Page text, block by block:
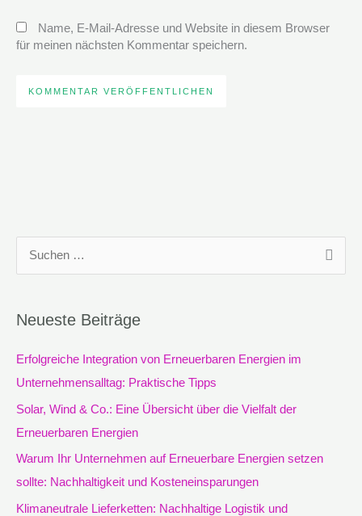
Name, E-Mail-Adresse und Website in diesem Browser
für meinen nächsten Kommentar speichern.
h
e
n
Neueste Beiträge
Erfolgreiche Integration von Erneuerbaren Energien im
Unternehmensalltag: Praktische Tipps
Solar, Wind & Co.: Eine Übersicht über die Vielfalt der
Erneuerbaren Energien
Warum Ihr Unternehmen auf Erneuerbare Energien setzen
sollte: Nachhaltigkeit und Kosteneinsparungen
Klimaneutrale Lieferketten: Nachhaltige Logistik und